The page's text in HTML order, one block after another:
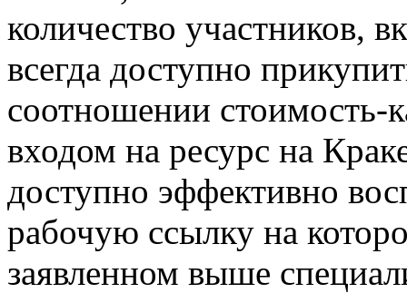
количество участников,
всегда доступно
соотношении стоимость-
входом на ресурс на
доступно эффективно
рабочую ссылку на
заявленном выше